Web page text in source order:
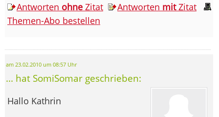
Antworten ohne Zitat Antworten mitZitat
Themen-Abo bestellen
am 23.02.2010 um 08:57 Uhr
... hat SomiSomar geschrieben:
Hallo Kathrin